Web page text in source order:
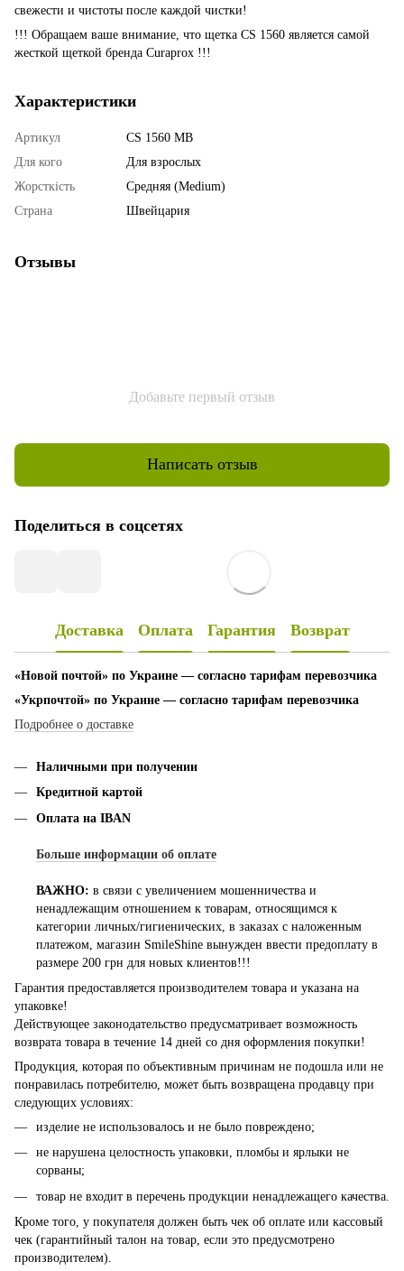
свежести и чистоты после каждой чистки!
!!! Обращаем ваше внимание, что щетка CS 1560 является самой
жесткой щеткой бренда Curaprox !!!
Характеристики
Артикул
CS 1560 MB
Для кого
Для взрослых
Жорсткість
Средняя (Medium)
Страна
Швейцария
Отзывы
Добавьте первый отзыв
Написать отзыв
Поделиться в соцсетях
Доставка Оплата Гарантия Возврат
«Новой почтой» по Украине — согласно тарифам перевозчика
«Укрпочтой» по Украине — согласно тарифам перевозчика
Подробнее о доставке
Наличными при получении
Кредитной картой
Оплата на IBAN
Больше информации об оплате
ВАЖНО: в связи с увеличением мошенничества и
ненадлежащим отношением к товарам, относящимся к
категории личных/гигиенических, в заказах с наложенным
платежом, магазин SmileShine вынужден ввести предоплату в
размере 200 грн для новых клиентов!!!
Гарантия предоставляется производителем товара и указана на
упаковке!
Действующее законодательство предусматривает возможность
возврата товара в течение 14 дней со дня оформления покупки!
Продукция, которая по объективным причинам не подошла или не
понравилась потребителю, может быть возвращена продавцу при
следующих условиях:
изделие не использовалось и не было повреждено;
не нарушена целостность упаковки, пломбы и ярлыки не
сорваны;
товар не входит в перечень продукции ненадлежащего качества.
Кроме того, у покупателя должен быть чек об оплате или кассовый
чек (гарантийный талон на товар, если это предусмотрено
производителем).